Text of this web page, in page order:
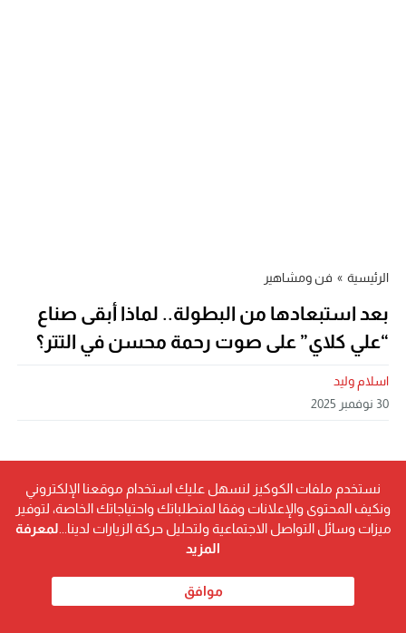
الرئيسية » فن ومشاهير
بعد استبعادها من البطولة.. لماذا أبقى صناع
“علي كلاي” على صوت رحمة محسن في التتر؟
اسلام وليد
30 نوفمبر 2025
نستخدم ملفات الكوكيز لنسهل عليك استخدام موقعنا الإلكتروني
ونكيف المحتوى والإعلانات وفقا لمتطلباتك واحتياجاتك الخاصة، لتوفير
ميزات وسائل التواصل الاجتماعية ولتحليل حركة الزيارات لدينا... لمعرفة
المزيد
موافق